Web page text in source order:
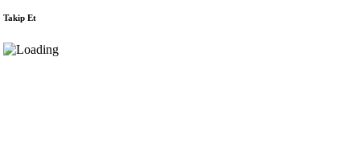
Takip Et